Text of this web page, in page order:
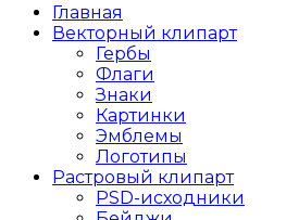
Главная
Векторный клипарт
Гербы
Флаги
Знаки
Картинки
Эмблемы
Логотипы
Растровый клипарт
PSD-исходники